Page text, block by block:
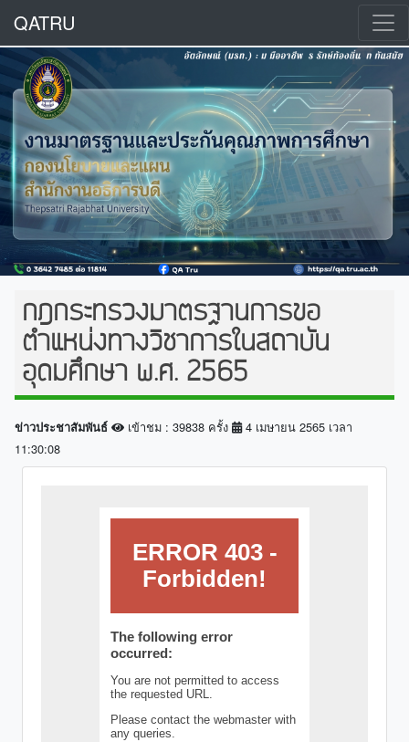
QATRU
กฎกระทรวงมาตรฐานการขอ
ตำแหน่งทางวิชาการในสถาบัน
อุดมศึกษา พ.ศ. 2565
ข่าวประชาสัมพันธ์ เข้าชม : 39838 ครั้ง
4 เมษายน 2565 เวลา
11:30:08